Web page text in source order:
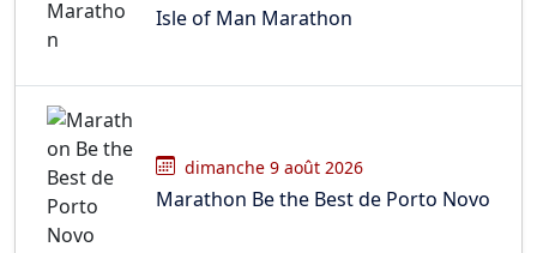
Isle of Man Marathon
dimanche 9 août 2026
Marathon Be the Best de Porto Novo